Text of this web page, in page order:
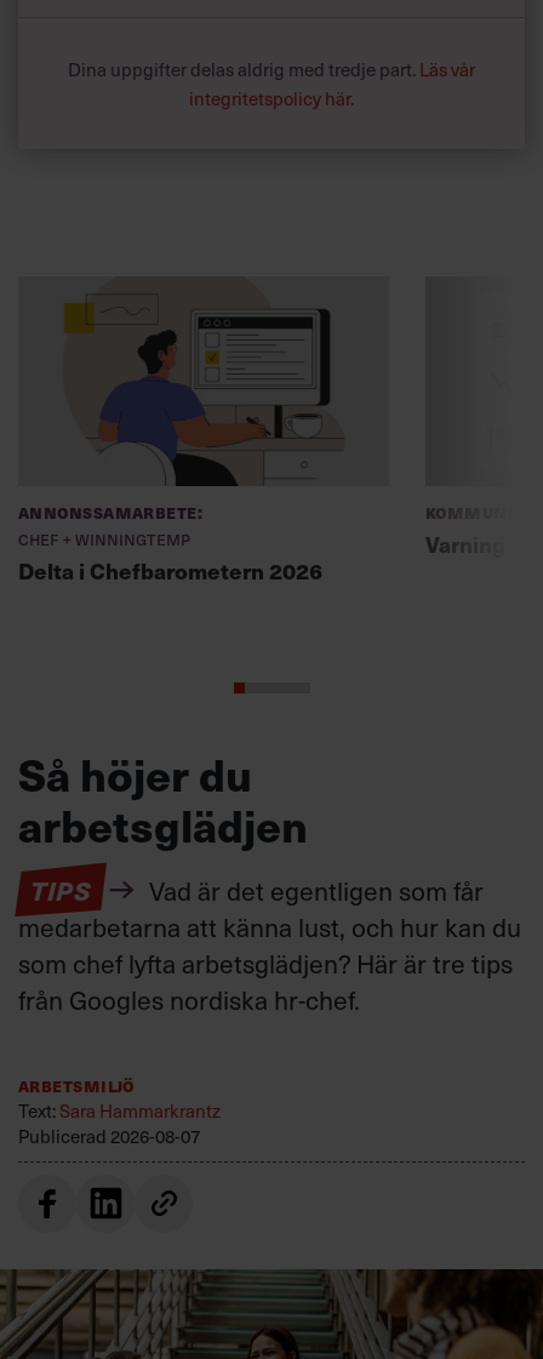
Dina uppgifter delas aldrig med tredje part. Läs vår
integritetspolicy här.
Annonssamarbete:
Chef + Winningtemp
Delta i Chefbarometern 2026
Varning
Så höjer du
arbetsglädjen
TIPS
Vad är det egentligen som får
medarbetarna att känna lust, och hur kan du
som chef lyfta arbetsglädjen? Här är tre tips
från Googles nordiska hr-chef.
Arbetsmiljö
Text:Sara Hammarkrantz
Publicerad 2026-08-07